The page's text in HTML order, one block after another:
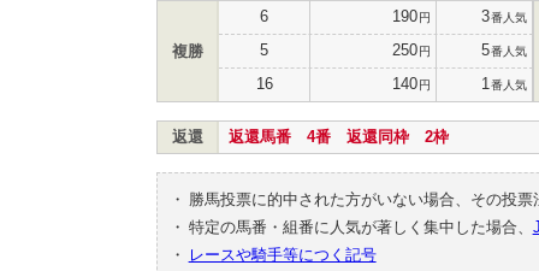
複勝
6 190円 3番人気
5 250円 5番人気
16 140円 1 番人気
返還 返還馬番 4番 返還同枠 2枠
・
勝馬投票に的中された方がいない場合、その投
・ 特定の馬番・組番に人気が著しく集中した場合、
・
レースや騎手等につく記号